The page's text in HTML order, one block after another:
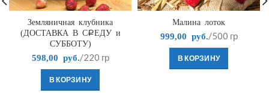
Земляничная клубника
(ДОСТАВКА В СРЕДУ и
СУББОТУ)
598,00 руб. /220 гр
В КОРЗИНУ
Малина лоток
999,00 руб. /500 гр
В КОРЗИНУ